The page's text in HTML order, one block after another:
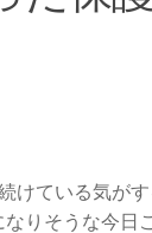
けている気が
りそうな今日